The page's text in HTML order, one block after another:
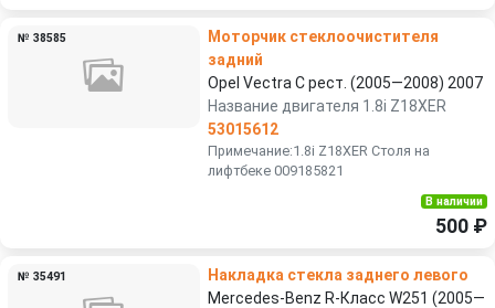
№ 38585
Моторчик стеклоочистителя
задний
Opel Vectra C рест. (2005—2008) 2007
Название двигателя 1.8i Z18XER
53015612
Примечание:1.8i Z18XER Столя на
лифтбеке 009185821
В наличии
500 ₽
№ 35491
Накладка стекла заднего левого
Mercedes-Benz R-Класс W251 (2005—